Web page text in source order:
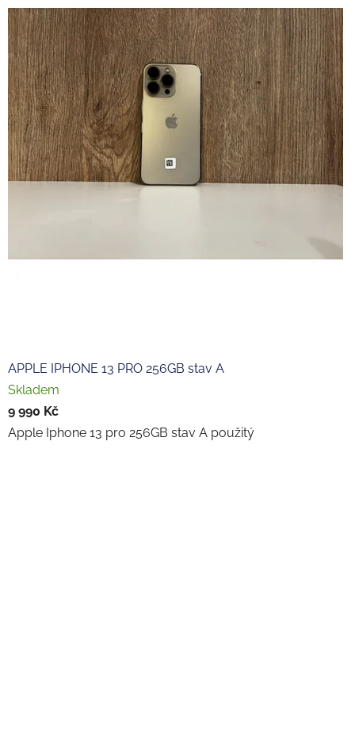
APPLE IPHONE 13 PRO 256GB stav A
Skladem
9 990 Kč
Apple Iphone 13 pro 256GB stav A použitý